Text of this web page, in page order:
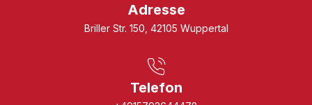
Adresse
Briller Str. 150, 42105 Wuppertal
Telefon